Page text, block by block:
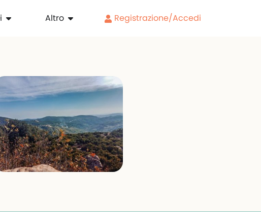
Altro Registrazione/Accedi